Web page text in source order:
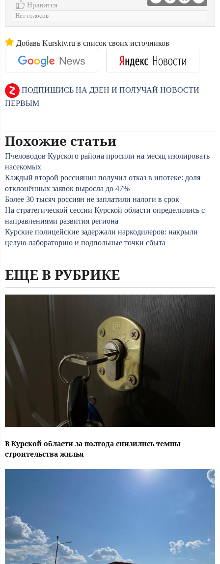
Нравится
Нет голосов
Добавь Kursktv.ru в список своих источников
ПОДПИШИСЬ НА ДЗЕН И ПОЛУЧАЙ НОВОСТИ
ПЕРВЫМ
Похожие статьи
Пчеловодов Курского района просили на месяц изолировать
насекомых
Каждый второй россиянин получил отказ в ипотеке: доля
отклонённых заявок выросла до 47%
Более 30 тысяч россиян не заплатили налоги в срок
На стратегической сессии Курской области определились с
направлениями развития региона
Курские полицейские задержали наркодилеров: накрыли
целую лабораторию и подпольные точки сбыта
ЕЩЕ В РУБРИКЕ
В Курской области за полгода снизились темпы
строительства жилья